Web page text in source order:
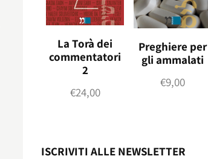
La Torà dei
commentatori
2
€24,00
Preghiere per
gli ammalati
€9,00
ISCRIVITI ALLE NEWSLETTER